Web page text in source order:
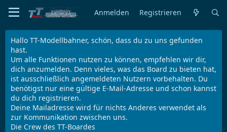
Anmelden Registrieren
Hallo TT-Modellbahner, schön, dass du zu uns gefunden
hast.
Um alle Funktionen nutzen zu können, empfehlen wir dir,
dich anzumelden. Denn vieles, was das Board zu bieten hat,
ist ausschließlich angemeldeten Nutzern vorbehalten. Du
benötigst nur eine gültige E-Mail-Adresse und schon kannst
du dich registrieren.
Deine Mailadresse wird für nichts Anderes verwendet als
zur Kommunikation zwischen uns.
Die Crew des TT-Boardes